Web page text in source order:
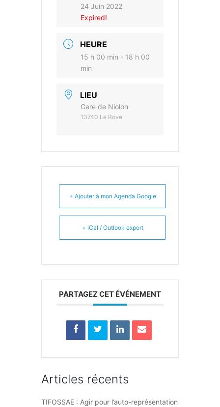
24 Juin 2022
Expired!
HEURE
15 h 00 min - 18 h 00
min
LIEU
Gare de Niolon
13740 Le Rove
+ Ajouter à mon Agenda Google
+ iCal / Outlook export
PARTAGEZ CET ÉVÉNEMENT
Articles récents
TIFOSSAE : Agir pour l’auto-représentation